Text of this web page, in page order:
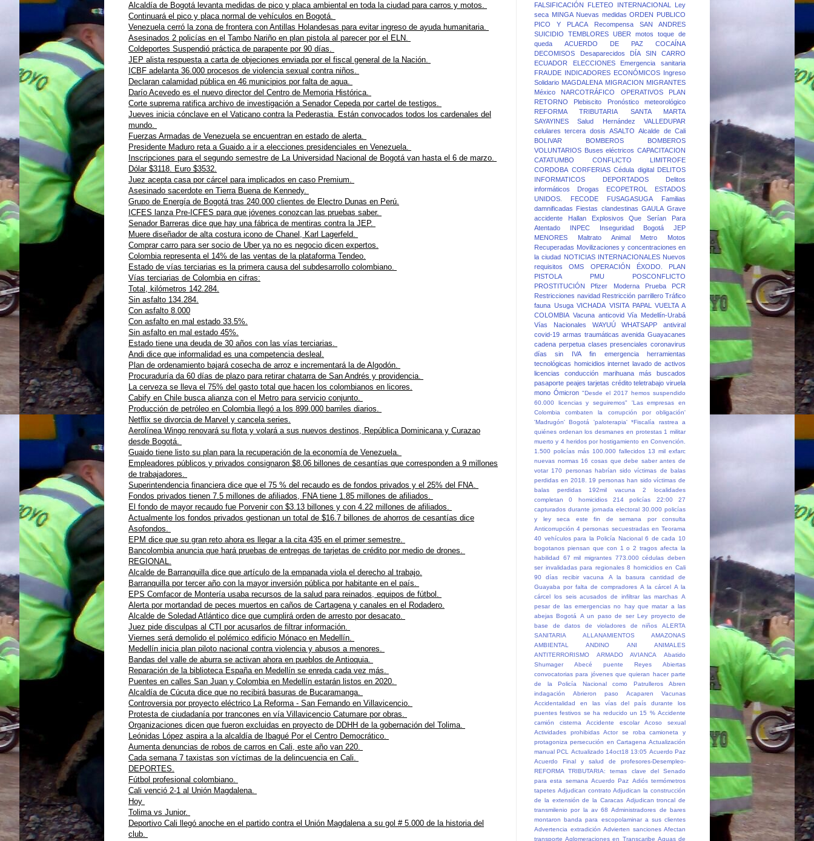
Alcaldía de Bogotá levanta medidas de pico y placa ambiental en toda la ciudad para carros y motos.
Continuará el pico y placa normal de vehículos en Bogotá.
Venezuela cerró la zona de frontera con Antillas Holandesas para evitar ingreso de ayuda humanitaria.
Asesinados 2 policías en el Tambo Nariño en plan pistola al parecer por el ELN.
Coldeportes Suspendió práctica de parapente por 90 días.
JEP alista respuesta a carta de objeciones enviada por el fiscal general de la Nación.
ICBF adelanta 36.000 procesos de violencia sexual contra niños.
Declaran calamidad pública en 46 municipios por falta de agua.
Darío Acevedo es el nuevo director del Centro de Memoria Histórica.
Corte suprema ratifica archivo de investigación a Senador Cepeda por cartel de testigos.
Jueves inicia cónclave en el Vaticano contra la Pederastia. Están convocados todos los cardenales del
mundo.
Fuerzas Armadas de Venezuela se encuentran en estado de alerta.
Presidente Maduro reta a Guaido a ir a elecciones presidenciales en Venezuela.
Inscripciones para el segundo semestre de La Universidad Nacional de Bogotá van hasta el 6 de marzo.
Dólar $3118. Euro $3532.
Juez acepta casa por cárcel para implicados en caso Premium.
Asesinado sacerdote en Tierra Buena de Kennedy.
Grupo de Energía de Bogotá tras 240.000 clientes de Electro Dunas en Perú.
ICFES lanza Pre-ICFES para que jóvenes conozcan las pruebas saber.
Senador Barreras dice que hay una fábrica de mentiras contra la JEP.
Muere diseñador de alta costura icono de Chanel, Karl Lagerfeld.
Comprar carro para ser socio de Uber ya no es negocio dicen expertos.
Colombia representa el 14% de las ventas de la plataforma Tendeo.
Estado de vías terciarias es la primera causa del subdesarrollo colombiano.
Vías terciarias de Colombia en cifras:
Total, kilómetros 142.284.
Sin asfalto 134.284.
Con asfalto 8.000
Con asfalto en mal estado 33.5%.
Sin asfalto en mal estado 45%.
Estado tiene una deuda de 30 años con las vías terciarias.
Andi dice que informalidad es una competencia desleal.
Plan de ordenamiento bajará cosecha de arroz e incrementará la de Algodón.
Procuraduría da 60 días de plazo para retirar chatarra de San Andrés y providencia.
La cerveza se lleva el 75% del gasto total que hacen los colombianos en licores.
Cabify en Chile busca alianza con el Metro para servicio conjunto.
Producción de petróleo en Colombia llegó a los 899.000 barriles diarios.
Netflix se divorcia de Marvel y cancela series.
Aerolínea Wingo renovará su flota y volará a sus nuevos destinos, República Dominicana y Curazao
desde Bogotá.
Guaido tiene listo su plan para la recuperación de la economía de Venezuela.
Empleadores públicos y privados consignaron $8.06 billones de cesantías que corresponden a 9 millones
de trabajadores.
Superintendencia financiera dice que el 75 % del recaudo es de fondos privados y el 25% del FNA.
Fondos privados tienen 7.5 millones de afiliados, FNA tiene 1.85 millones de afiliados.
El fondo de mayor recaudo fue Porvenir con $3.13 billones y con 4.22 millones de afiliados.
Actualmente los fondos privados gestionan un total de $16.7 billones de ahorros de cesantías dice
Asofondos.
EPM dice que su gran reto ahora es llegar a la cita 435 en el primer semestre.
Bancolombia anuncia que hará pruebas de entregas de tarjetas de crédito por medio de drones.
REGIONAL.
Alcalde de Barranquilla dice que artículo de la empanada viola el derecho al trabajo.
Barranquilla por tercer año con la mayor inversión pública por habitante en el país.
EPS Comfacor de Montería usaba recursos de la salud para reinados, equipos de fútbol.
Alerta por mortandad de peces muertos en caños de Cartagena y canales en el Rodadero.
Alcalde de Soledad Atlántico dice que cumplirá orden de arresto por desacato.
Juez pide disculpas al CTI por acusarlos de filtrar información.
Viernes será demolido el polémico edificio Mónaco en Medellín.
Medellín inicia plan piloto nacional contra violencia y abusos a menores.
Bandas del valle de aburra se activan ahora en pueblos de Antioquia.
Reparación de la biblioteca España en Medellín se enreda cada vez más.
Puentes en calles San Juan y Colombia en Medellín estarán listos en 2020.
Alcaldía de Cúcuta dice que no recibirá basuras de Bucaramanga.
Controversia por proyecto eléctrico La Reforma - San Fernando en Villavicencio.
Protesta de ciudadanía por trancones en vía Villavicencio Catumare por obras.
Organizaciones dicen que fueron excluidas en proyecto de DDHH de la gobernación del Tolima.
Leónidas López aspira a la alcaldía de Ibagué Por el Centro Democrático.
Aumenta denuncias de robos de carros en Cali, este año van 220.
Cada semana 7 taxistas son víctimas de la delincuencia en Cali.
DEPORTES.
Fútbol profesional colombiano.
Cali venció 2-1 al Unión Magdalena.
Hoy
Tolima vs Junior.
Deportivo Cali llegó anoche en el partido contra el Unión Magdalena a su gol # 5.000 de la historia del
club.
FALSIFICACIÓN
FLETEO INTERNACIONAL
Ley
seca MINGA Nuevas medidas ORDEN PUBLICO
PICO Y PLACA
Recompensa
SAN ANDRES
SUICIDIO
TEMBLORES UBER motos
toque de
queda
ACUERDO DE PAZ
COCAÍNA
DECOMISOS
Desaparecidos
DÍA SIN CARRO
ECUADOR
ELECCIONES
Emergencia sanitaria
FRAUDE
INDICADORES ECONÓMICOS
Ingreso
Solidario MAGDALENA MIGRACION MIGRANTES
México
NARCOTRÁFICO OPERATIVOS
PLAN
RETORNO
Plebiscito
Pronóstico meteorológico
REFORMA TRIBUTARIA
SANTA MARTA
SAYAYINES
Salud Hernández
VALLEDUPAR
celulares
tercera dosis ASALTO
Alcalde de Cali
BOLIVAR
BOMBEROS
BOMBEROS
VOLUNTARIOS Buses eléctricos CAPACITACION
CATATUMBO
CONFLICTO LIMITROFE
CORDOBA CORFERIAS Cédula digital
DELITOS
INFORMATICOS
DEPORTADOS
Delitos
informáticos
Drogas ECOPETROL
ESTADOS
UNIDOS.
FECODE FUSAGASUGA
Familias
damnificadas
Fiestas clandestinas GAULA Grave
accidente
Hallan Explosivos Que Serían Para
Atentado
INPEC Inseguridad Bogotá
JEP
MENORES
Maltrato Animal Metro
Motos
Recuperadas Movilizaciones y concentraciones en
la ciudad NOTICIAS INTERNACIONALES Nuevos
requisitos
OMS OPERACIÓN ÉXODO.
PLAN
PISTOLA
PMU
POSCONFLICTO
PROSTITUCIÓN
Pfizer Moderna
Prueba PCR
Restricciones navidad Restricción parrillero Tráfico
fauna Usuga VICHADA VISITA PAPAL
VUELTA A
COLOMBIA Vacuna anticovid Vía Medellín-Urabá
Vías Nacionales
WAYUÚ WHATSAPP
antiviral
covid-19 armas traumáticas avenida Guayacanes
cadena perpetua clases presenciales coronavirus
días sin IVA
fin emergencia
herramientas
tecnológicas homicidios internet lavado de activos
licencias conducción
marihuana
más buscados
pasaporte peajes tarjetas crédito teletrabajo viruela
mono Ómicron "Desde el 2017 hemos suspendido
60.000 licencias y seguiremos"
'Las empresas en
Colombia combaten la corrupción por obligación'
'Madrugón' Bogotá
'paloterapia' *Fiscalía rastrea a
quiénes ordenan los desmanes en protestas 1 militar
muerto y 4 heridos por hostigamiento en Convención.
1.500 policías más 100.000 fallecidos 13 mil exfarc
nuevas normas 16 cosas que debe saber antes de
votar 170 personas habrían sido víctimas de balas
perdidas en 2018. 19 personas han sido víctimas de
balas perdidas
192mil vacuna
2 localidades
completan 0 homicidios
214 policías 22:00
27
capturados durante jornada electoral 30.000 policías
y ley seca este fin de semana por consulta
Anticorrupción 4 personas secuestradas en Teorama
40 vehículos para la Policía Nacional 6 de cada 10
bogotanos piensan que con 1 o 2 tragos afecta la
habilidad
67 mil migrantes 773.000 cédulas deben
ser invalidadas para regionales 8 homicidios en Cali
90 días recibir vacuna
A la basura cantidad de
Guayaba por falta de compradores A la cárcel
A la
cárcel los seis acusados de infiltrar las marchas A
pesar de las emergencias no hay que matar a las
abejas Bogotá A un paso de ser Ley proyecto de
base de datos de violadores de niños
ALERTA
SANITARIA
ALLANAMIENTOS
AMAZONAS
AMBIENTAL
ANDINO ANI
ANIMALES
ANTITERRORISMO
ARMADO AVIANCA
Abatido
Shumager
Abecé puente Reyes
Abiertas
convocatorias para jóvenes que quieran hacer parte
de la Policía Nacional como Patrulleros
Abren
indagación
Abrieron paso
Acaparen Vacunas
Accidentalidad en las vías del país durante los
puentes festivos se ha reducido un 15 % Accidente
camión cisterna
Accidente escolar
Acoso sexual
Actividades prohibidas
Actor se roba camioneta y
protagoniza persecución en Cartagena Actualización
manual PCL Actualizado 14oct18 13:05 Acuerdo Paz
Acuerdo Final y salud de profesores-Desempleo-
REFORMA TRIBUTARIA: temas clave del Senado
para esta semana Acuerdo Paz Adiós termómetros
tapetes Adjudican contrato Adjudican la construcción
de la extensión de la Caracas Adjudican troncal de
transmilenio por la av 68 Administradores de bares
montaron banda para escopolaminar a sus clientes
Advertencia extradición Advierten sanciones Afectan
transporte Aglomeraciones en Transcaribe Aguas de